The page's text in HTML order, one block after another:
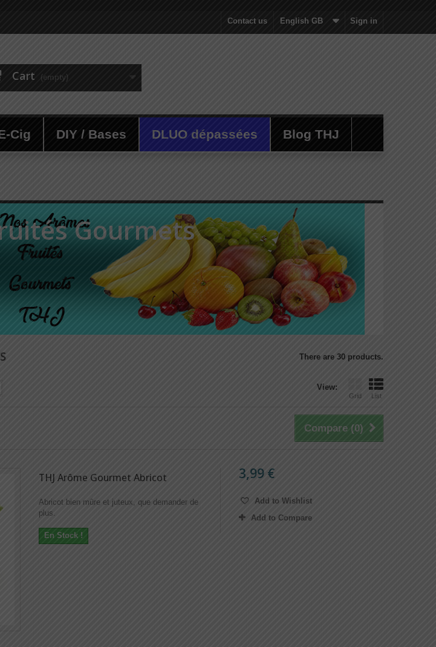
Sign in
English GB
Contact us
Cart (empty)
Cig DIY / Bases DLUO dépassées Blog THJ
Gourmets
There are 30 products.
View:
Grid List
Compare (0)
THJ Arôme Gourmet Abricot
Abricot bien mûre et juteux, que demander de
plus.
En Stock !
3,99 €
Add to Wishlist
Add to Compare